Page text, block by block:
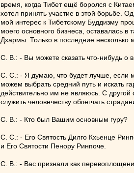
время, когда Тибет ещё боролся с
хотел принять участие в этой борьбе.
мой интерес к Тибетскому Буддизму
моего основного бизнеса, оставалась
Дхармы. Только в последние несколько
С. В.: - Вы можете сказать что-нибудь о
С. С.: - Я думаю, что будет лучше, если
можем выбрать средний путь и искать
действительно им не являюсь. С
служить человечеству облегчать
С. В.: - Кто был Вашим основным гуру?
С. С.: - Его Святость Дилго Кхьенце
и Его Святости Пенору Ринпоче.
С. В.: - Вас признали как